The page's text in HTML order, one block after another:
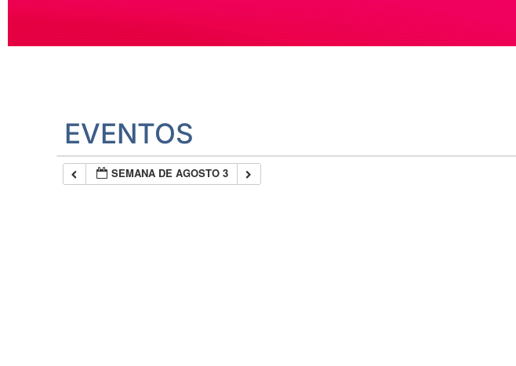
EVENTOS
SEMANA DE AGOSTO 3